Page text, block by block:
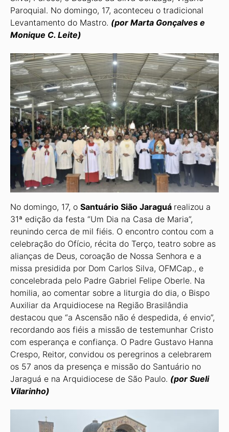
Paroquial. No domingo, 17, aconteceu o tradicional
Levantamento do Mastro. (por Marta Gonçalves e
Monique C. Leite)
No domingo, 17, o Santuário Sião Jaraguá realizou a
31ª edição da festa “Um Dia na Casa de Maria”,
reunindo cerca de mil fiéis. O encontro contou com a
celebração do Ofício, récita do Terço, teatro sobre as
alianças de Deus, coroação de Nossa Senhora e a
missa presidida por Dom Carlos Silva, OFMCap., e
concelebrada pelo Padre Gabriel Felipe Ober­le. Na
homilia, ao comentar sobre a liturgia do dia, o Bispo
Auxiliar da Arquidiocese na Região Brasilândia
destacou que “a Ascensão não é despedida, é envio”,
recordando aos fiéis a missão de testemunhar Cristo
com esperança e confiança. O Padre Gustavo Hanna
Crespo, Reitor, convidou os peregrinos a celebrarem
os 57 anos da presença e missão do Santuário no
Jaraguá e na Arquidiocese de São Paulo. (por Sueli
Vilarinho)